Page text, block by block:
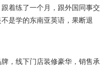
着练了一个月，跟外国同事交
是学的东南亚英语，果断退
，线下门店装修豪华，销售承